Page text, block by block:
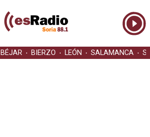
BÉJAR BIERZO LEÓN SALAMANCA